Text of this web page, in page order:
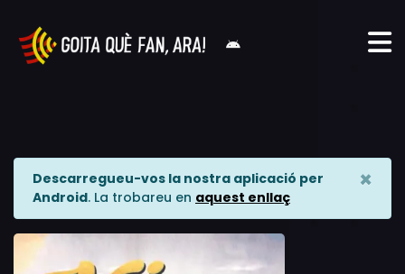
Descarregueu-vos la nostra aplicació per
Android. La trobareu en aquest enllaç
×